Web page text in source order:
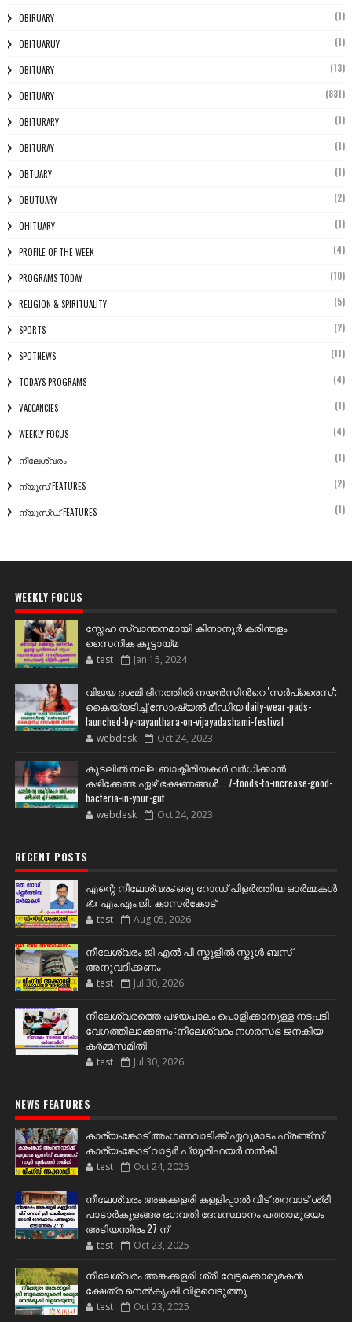
OBIRUARY (1)
OBITUARUY (1)
OBITUARY (13)
OBITUARY (831)
OBITURARY (1)
OBITURAY (1)
OBTUARY (1)
OBUTUARY (2)
OHITUARY (1)
PROFILE OF THE WEEK (4)
PROGRAMS TODAY (10)
RELIGION & SPIRITUALITY (5)
SPORTS (2)
SPOTNEWS (11)
TODAYS PROGRAMS (4)
VACCANCIES (1)
WEEKLY FOCUS (4)
നീലേശ്വരം (1)
ന്യൂസ് FEATURES (2)
ന്യൂസ്ഡ് FEATURES (1)
WEEKLY FOCUS
സ്നേഹ സ്വാന്തനമായി കിനാനൂർ കരിന്തളം
സൈനിക കൂട്ടായ്മ
test Jan 15, 2024
വിജയ ദശമി ദിനത്തില്‍ നയന്‍സിന്‍റെ 'സര്‍പ്രൈസ്';
കൈയ്യടിച്ച് സോഷ്യല്‍ മീഡിയ daily-wear-pads-
launched-by-nayanthara-on-vijayadashami-festival
webdesk Oct 24, 2023
കുടലിൽ നല്ല ബാക്ടീരിയകൾ വര്‍ധിക്കാന്‍
കഴിക്കേണ്ട ഏഴ് ഭക്ഷണങ്ങള്‍... 7-foods-to-increase-good-
bacteria-in-your-gut
webdesk Oct 24, 2023
RECENT POSTS
എന്റെ നീലേശ്വരം:ഒരു റോഡ് പിളർത്തിയ ഓർമ്മകൾ
✍️ എം.എം.ജി. കാസർകോട്
test Aug 05, 2026
നീലേശ്വരം ജി എൽ പി സ്കൂളിൽ സ്കൂൾ ബസ്
അനുവദിക്കണം
test Jul 30, 2026
നീലേശ്വരത്തെ പഴയപാലം പൊളിക്കാനുള്ള നടപടി
വേഗത്തിലാക്കണം :നീലേശ്വരം നഗരസഭ ജനകീയ
കർമ്മസമിതി
test Jul 30, 2026
NEWS FEATURES
കാര്യംങ്കോട് അംഗണവാടിക്ക് ഏറുമാടം ഫ്രണ്ട്സ്
കാര്യംങ്കോട് വാട്ടർ പ്യൂരിഫയർ നൽകി.
test Oct 24, 2025
നീലേശ്വരം അങ്കക്കളരി കള്ളിപ്പാൽ വീട് തറവാട് ശ്രീ
പാടാർകുളങ്ങര ഭഗവതി ദേവസ്ഥാനം പത്താമുദയം
അടിയന്തിരം 27 ന്
test Oct 23, 2025
നീലേശ്വരം അങ്കക്കളരി ശ്രീ വേട്ടക്കൊരുമകൻ
ക്ഷേത്ര നെൽകൃഷി വിളവെടുത്തു
test Oct 23, 2025